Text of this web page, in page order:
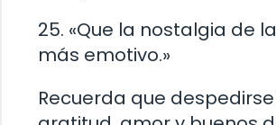
25. «Que la nostalgia de
más emotivo.»
Recuerda que